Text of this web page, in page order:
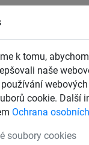
k tomu,
naše
cookie. Další
Ochrana
soubory cookies